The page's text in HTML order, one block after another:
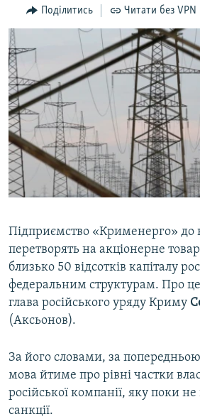
Перейти
до
пошуку
ПОГЛЯД
ІНТЕРВ'Ю
ВСЕ ЗА ДЕНЬ
СПЕЦПРОЕКТИ
ДЕПОРТАЦІЯ
ВІДЕОУРОКИ «ELIFBE»
СВІДЧЕННЯ ОКУПАЦІЇ
УКРАЇНСЬКА ПРОБЛЕМА КРИМУ
ЯК ОБІЙТИ БЛОКУВАННЯ
Русский
Qırımtatar
Усі сайти RFE/RL
Поділитись Читати без VPN
Підприємство «Крименерго» до
перетворять на акціонерне
близько 50 відсотків капіталу
федеральним структурам. Про
глава російського уряду Криму
(Аксьонов).
За його словами, за
мова йтиме про рівні частки
російської компанії, яку поки
санкції.